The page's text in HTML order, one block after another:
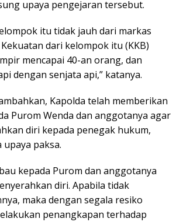
upaya pengejaran tersebut.
itu tidak jauh dari markas
dari kelompok itu (KKB)
mencapai 40-an orang, dan
dengan senjata api,” katanya.
Kapolda telah memberikan
Purom Wenda dan anggotanya agar
diri kepada penegak hukum,
paksa.
kepada Purom dan anggotanya
diri. Apabila tidak
maka dengan segala resiko
penangkapan terhadap